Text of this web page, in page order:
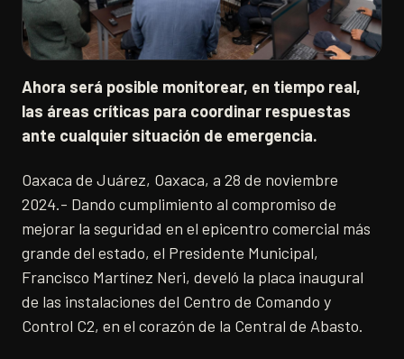
Ahora será posible monitorear, en tiempo real,
las áreas críticas para coordinar respuestas
ante cualquier situación de emergencia.
Oaxaca de Juárez, Oaxaca, a 28 de noviembre
2024.- Dando cumplimiento al compromiso de
mejorar la seguridad en el epicentro comercial más
grande del estado, el Presidente Municipal,
Francisco Martínez Neri, develó la placa inaugural
de las instalaciones del Centro de Comando y
Control C2, en el corazón de la Central de Abasto.